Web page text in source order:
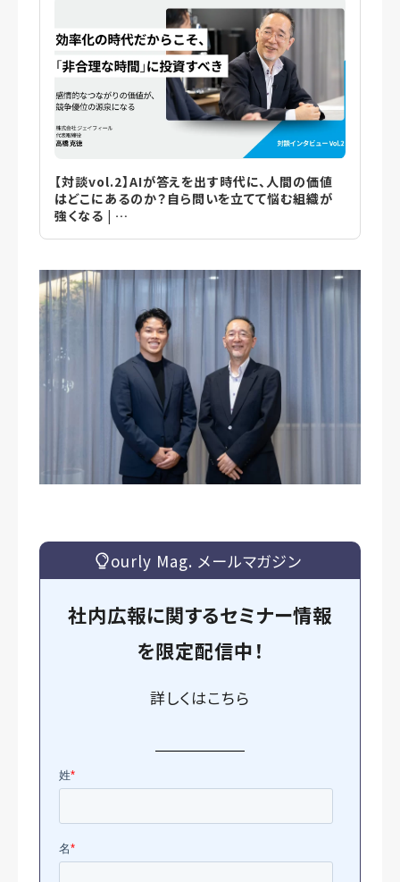
【対談vol.2】AIが答えを出す時代に、人間の価値
はどこにあるのか？自ら問いを立てて悩む組織が
強くなる | …
ourly Mag. メールマガジン
社内広報に関するセミナー情報
を限定配信中！
詳しくはこちら